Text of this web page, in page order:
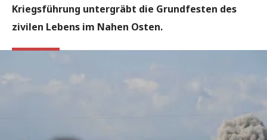
Kriegsführung untergräbt die Grundfesten des
zivilen Lebens im Nahen Osten.